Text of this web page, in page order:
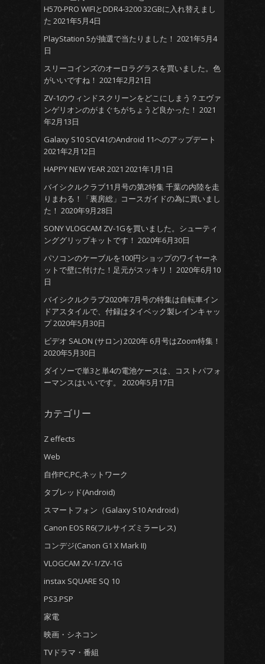
H570-PRO WIFIとDDR4-3200 32GBに入れ替えまし
た 2021年5月4日
PlayStation 5が抽選で当たりました！ 2021年5月4
日
スリーコインズのオーロラグラスを買いました。色
がいいですね！ 2021年2月21日
ZV-1のウィンドスクリーンをどこにしまう？エヴァ
ンゲリオンのがまぐちがちょうど良かった！ 2021
年2月13日
Galaxy S10 SCV41のAndroid 11へのアップデート
2021年2月12日
HAPPY NEW YEAR 2021 2021年1月1日
バイシクルクラブ11月号の第2特集 千葉の内陸を走
りまわる！「裏房総」コースガイドの為に買いまし
た！ 2020年9月28日
SONY VLOGCAM ZV-1Gを買いました。シューティ
ンググリップキットです！ 2020年6月30日
パソコンのケーブルを100円ショップのワイヤーネ
ットで壁に付けた！足元がスッキリ！ 2020年6月10
日
バイシクルクラブ2020年7月号の特集は自転車イン
ドアスタイルで、付録はタイベック製レインキャッ
プ2020年5月30日
ビデオ SALON (サロン) 2020年 6月号はZoom特集！
2020年5月30日
ダイソーで単3と単4の電池ケースは、コストパフォ
ーマンスはいいです。
2020年5月17日
カテゴリー
Z effects
Web
自作PC,PC,ネットワーク
タブレッド(Android)
スマートフォン（Galaxy S10 Android）
Canon EOS R6(フルサイズミラーレス)
コンデジ(Canon G1 X Mark II)
VLOGCAM ZV-1/ZV-1G
instax SQUARE SQ 10
PS3.PSP
家電
映画・シネコン
TVドラマ・番組